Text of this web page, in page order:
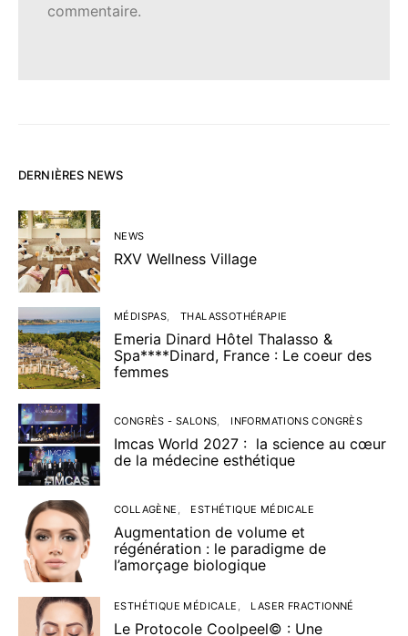
commentaire.
DERNIÈRES NEWS
NEWS
RXV Wellness Village
MÉDISPAS THALASSOTHÉRAPIE
Emeria Dinard Hôtel Thalasso &
Spa****Dinard, France : Le coeur des
femmes
CONGRÈS - SALONS INFORMATIONS CONGRÈS
Imcas World 2027 : la science au cœur
de la médecine esthétique
COLLAGÈNE ESTHÉTIQUE MÉDICALE
Augmentation de volume et
régénération : le paradigme de
l’amorçage biologique
ESTHÉTIQUE MÉDICALE LASER FRACTIONNÉ
Le Protocole Coolpeel© : Une